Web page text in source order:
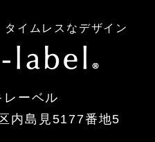
タイムレスなデザイン
レーベル
内島見5177番地5